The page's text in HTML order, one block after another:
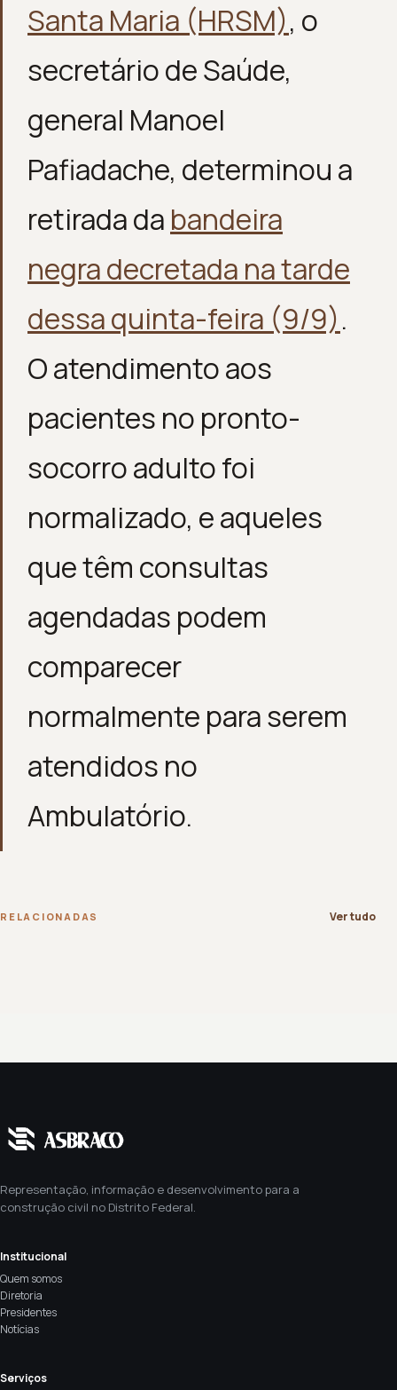
Santa Maria (HRSM), o
secretário de Saúde,
general Manoel
Pafiadache, determinou a
retirada da bandeira
negra decretada na tarde
dessa quinta-feira (9/9).
O atendimento aos
pacientes no pronto-
socorro adulto foi
normalizado, e aqueles
que têm consultas
agendadas podem
comparecer
normalmente para serem
atendidos no
Ambulatório.
RELACIONADAS Ver tudo
Representação, informação e desenvolvimento para a
construção civil no Distrito Federal.
Institucional
Quem somos
Diretoria
Presidentes
Notícias
Serviços